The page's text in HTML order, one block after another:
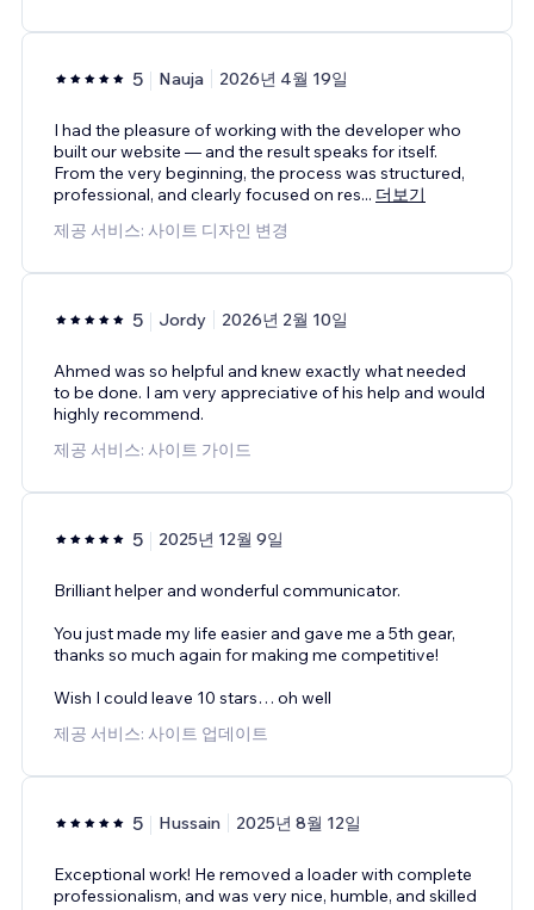
5 Nauja 2026년 4월 19일
I had the pleasure of working with the developer who
built our website — and the result speaks for itself.
From the very beginning, the process was structured,
professional, and clearly focused on res... 더보기
제공 서비스: 사이트 디자인 변경
5 Jordy 2026년 2월 10일
Ahmed was so helpful and knew exactly what needed
to be done. I am very appreciative of his help and would
highly recommend.
제공 서비스: 사이트 가이드
5 2025년 12월 9일
Brilliant helper and wonderful communicator.
You just made my life easier and gave me a 5th gear,
thanks so much again for making me competitive!
Wish I could leave 10 stars… oh well
제공 서비스: 사이트 업데이트
5 Hussain 2025년 8월 12일
Exceptional work! He removed a loader with complete
professionalism, and was very nice, humble, and skilled